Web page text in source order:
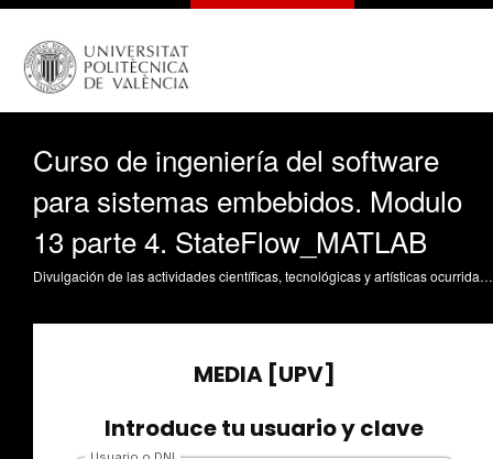
Curso de ingeniería del software
para sistemas embebidos. Modulo
13 parte 4. StateFlow_MATLAB
Divulgación de las actividades científicas, tecnológicas y artísticas ocurridas en los tres campus de la UPV